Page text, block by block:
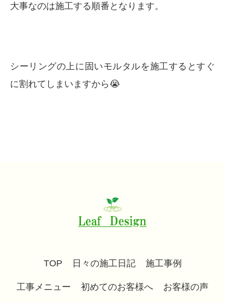
大事なのは施工する順番となります。
シーリングの上に固いモルタルを施工するとすぐ
に割れてしまいますから😭
TOP 日々の施工日記 施工事例
工事メニュー 初めてのお客様へ お客様の声